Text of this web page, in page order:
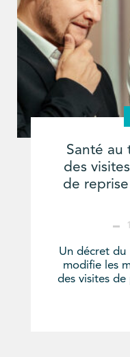
Santé au
des
de
Un décret du
modifie les
des visites